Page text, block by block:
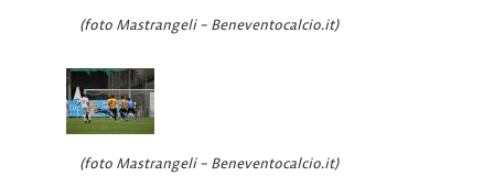
(foto Mastrangeli – Beneventocalcio.it)
(foto Mastrangeli – Beneventocalcio.it)